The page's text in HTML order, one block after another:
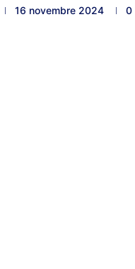
16 novembre 2024 0